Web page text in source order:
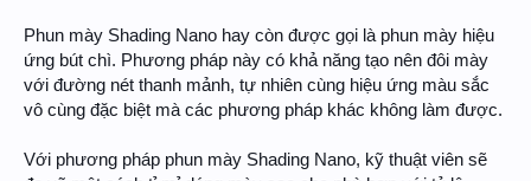
Phun mày Shading Nano hay còn được gọi là phun mày hiệu
ứng bút chì. Phương pháp này có khả năng tạo nên đôi mày
với đường nét thanh mảnh, tự nhiên cùng hiệu ứng màu sắc
vô cùng đặc biệt mà các phương pháp khác không làm được.
Với phương pháp phun mày Shading Nano, kỹ thuật viên sẽ